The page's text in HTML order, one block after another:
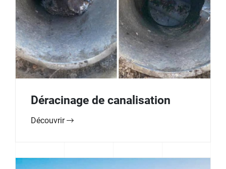
Déracinage de canalisation
Découvrir